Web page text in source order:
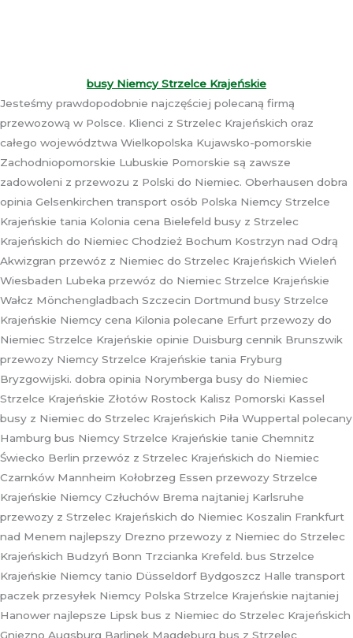
busy Niemcy Strzelce Krajeńskie
Jesteśmy prawdopodobnie najczęściej polecaną firmą
przewozową w Polsce. Klienci z Strzelec Krajeńskich oraz
całego województwa Wielkopolska Kujawsko-pomorskie
Zachodniopomorskie Lubuskie Pomorskie są zawsze
zadowoleni z przewozu z Polski do Niemiec. Oberhausen dobra
opinia Gelsenkirchen transport osób Polska Niemcy Strzelce
Krajeńskie tania Kolonia cena Bielefeld busy z Strzelec
Krajeńskich do Niemiec Chodzież Bochum Kostrzyn nad Odrą
Akwizgran przewóz z Niemiec do Strzelec Krajeńskich Wieleń
Wiesbaden Lubeka przewóz do Niemiec Strzelce Krajeńskie
Wałcz Mönchengladbach Szczecin Dortmund busy Strzelce
Krajeńskie Niemcy cena Kilonia polecane Erfurt przewozy do
Niemiec Strzelce Krajeńskie opinie Duisburg cennik Brunszwik
przewozy Niemcy Strzelce Krajeńskie tania Fryburg
Bryzgowijski. dobra opinia Norymberga busy do Niemiec
Strzelce Krajeńskie Złotów Rostock Kalisz Pomorski Kassel
busy z Niemiec do Strzelec Krajeńskich Piła Wuppertal polecany
Hamburg bus Niemcy Strzelce Krajeńskie tanie Chemnitz
Świecko Berlin przewóz z Strzelec Krajeńskich do Niemiec
Czarnków Mannheim Kołobrzeg Essen przewozy Strzelce
Krajeńskie Niemcy Człuchów Brema najtaniej Karlsruhe
przewozy z Strzelec Krajeńskich do Niemiec Koszalin Frankfurt
nad Menem najlepszy Drezno przewozy z Niemiec do Strzelec
Krajeńskich Budzyń Bonn Trzcianka Krefeld. bus Strzelce
Krajeńskie Niemcy tanio Düsseldorf Bydgoszcz Halle transport
paczek przesyłek Niemcy Polska Strzelce Krajeńskie najtaniej
Hanower najlepsze Lipsk bus z Niemiec do Strzelec Krajeńskich
Gniezno Augsburg Barlinek Magdeburg bus z Strzelec